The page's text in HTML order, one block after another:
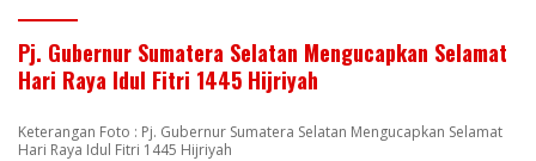
Pj. Gubernur Sumatera Selatan Mengucapkan Selamat
Hari Raya Idul Fitri 1445 Hijriyah
Keterangan Foto : Pj. Gubernur Sumatera Selatan Mengucapkan Selamat
Hari Raya Idul Fitri 1445 Hijriyah